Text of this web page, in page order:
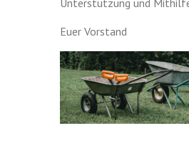
Euer Vorstand